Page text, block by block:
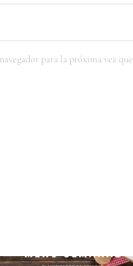
para la próxima vez que